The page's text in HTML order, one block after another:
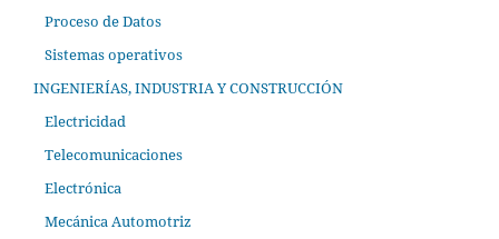
Proceso de Datos
Sistemas operativos
INGENIERÍAS, INDUSTRIA Y CONSTRUCCIÓN
Electricidad
Telecomunicaciones
Electrónica
Mecánica Automotriz